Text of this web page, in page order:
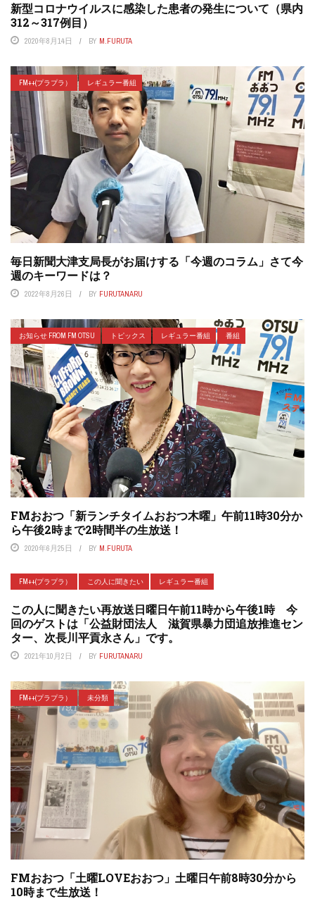
新型コロナウイルスに感染した患者の発生について（県内
312～317例目）
2020年8月14日 BY M.FURUTA
FM++(プラプラ） レギュラー番組
毎日新聞大津支局長がお届けする「今週のコラム」さて今
週のキーワードは？
2022年8月26日 BY FURUTANARU
お知らせ FROM FM OTSU トピックス レギュラー番組 番組
FMおおつ「新ランチタイムおおつ木曜」午前11時30分か
ら午後2時まで2時間半の生放送！
2020年6月25日 BY M.FURUTA
FM++(プラプラ） この人に聞きたい レギュラー番組
この人に聞きたい再放送日曜日午前11時から午後1時 今
回のゲストは「公益財団法人 滋賀県暴力団追放推進セン
ター、次長川平貢永さん」です。
2021年10月2日 BY FURUTANARU
FM++(プラプラ） 未分類
FMおおつ「土曜LOVEおおつ」土曜日午前8時30分から
10時まで生放送！